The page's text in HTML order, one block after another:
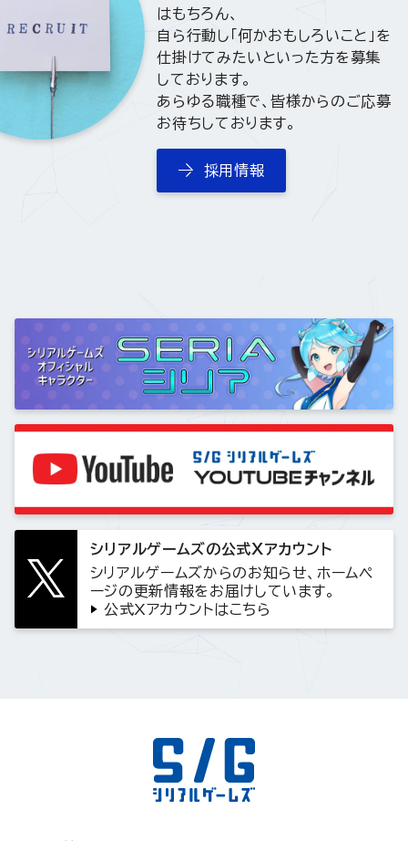
はもちろん、
自ら行動し「何かおもしろいこと」を
仕掛けてみたいといった方を募集
しております。
あらゆる職種で、皆様からのご応募
お待ちしております。
採用情報
シリアルゲームズの公式Xアカウント
シリアルゲームズからのお知らせ、ホームペ
ージの更新情報をお届けしています。
公式Xアカウントはこちら